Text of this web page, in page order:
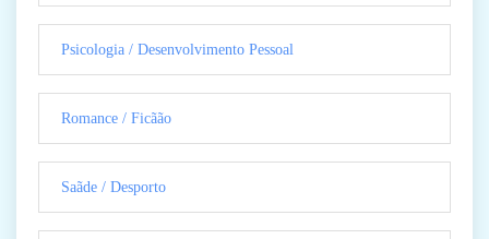
Psicologia / Desenvolvimento Pessoal
Romance / Ficãão
Saãde / Desporto